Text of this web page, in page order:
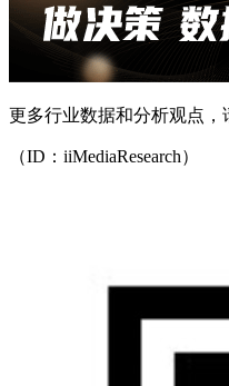
更多行业数据和分析观点
（ID：iiMediaResearch）